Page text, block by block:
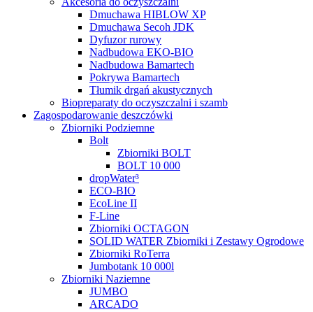
Dmuchawa HIBLOW XP
Dmuchawa Secoh JDK
Dyfuzor rurowy
Nadbudowa EKO-BIO
Nadbudowa Bamartech
Pokrywa Bamartech
Tłumik drgań akustycznych
Biopreparaty do oczyszczalni i szamb
Zagospodarowanie deszczówki
Zbiorniki Podziemne
Bolt
Zbiorniki BOLT
BOLT 10 000
dropWater³
ECO-BIO
EcoLine II
F-Line
Zbiorniki OCTAGON
SOLID WATER Zbiorniki i Zestawy Ogrodowe
Zbiorniki RoTerra
Jumbotank 10 000l
Zbiorniki Naziemne
JUMBO
ARCADO